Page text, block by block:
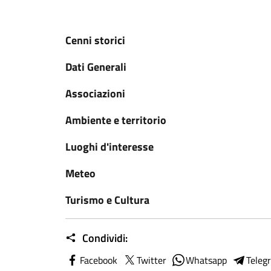
Cenni storici
Dati Generali
Associazioni
Ambiente e territorio
Luoghi d'interesse
Meteo
Turismo e Cultura
Condividi:
Facebook Twitter Whatsapp